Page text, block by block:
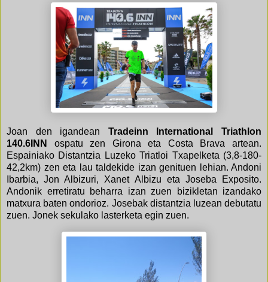
Joan den igandean Tradeinn International Triathlon
140.6INN ospatu zen Girona eta Costa Brava artean.
Espainiako Distantzia Luzeko Triatloi Txapelketa (3,8-180-
42,2km) zen eta lau taldekide izan genituen lehian. Andoni
Ibarbia, Jon Albizuri, Xanet Albizu eta Joseba Exposito.
Andonik erretiratu beharra izan zuen bizikletan izandako
matxura baten ondorioz. Josebak distantzia luzean debutatu
zuen. Jonek sekulako lasterketa egin zuen.